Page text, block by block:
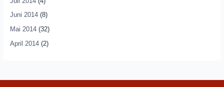
Juni 2014(8)
Mai 2014(32)
April 2014(2)